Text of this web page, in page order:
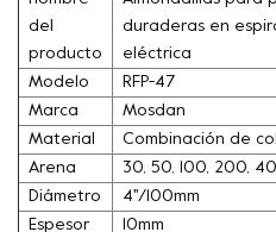
del
producto
duraderas en
eléctrica
Modelo
RFP-47
Marca
Mosdan
Material
Combinación de
Arena
30, 50, 100, 200,
Diámetro
4''/100mm
Espesor
10mm